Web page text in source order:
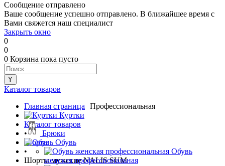
Сообщение отправлено
Ваше сообщение успешно отправлено. В ближайшее время с
Вами свяжется наш специалист
Закрыть окно
0
0
0 Корзина пока пусто
Каталог товаров
Профессиональная
Куртки
Брюки
Обувь
Обувь
женская профессиональная
Главная страница
•
Каталог товаров
•
Шорты
•
Шорты мужские NALIS SUM